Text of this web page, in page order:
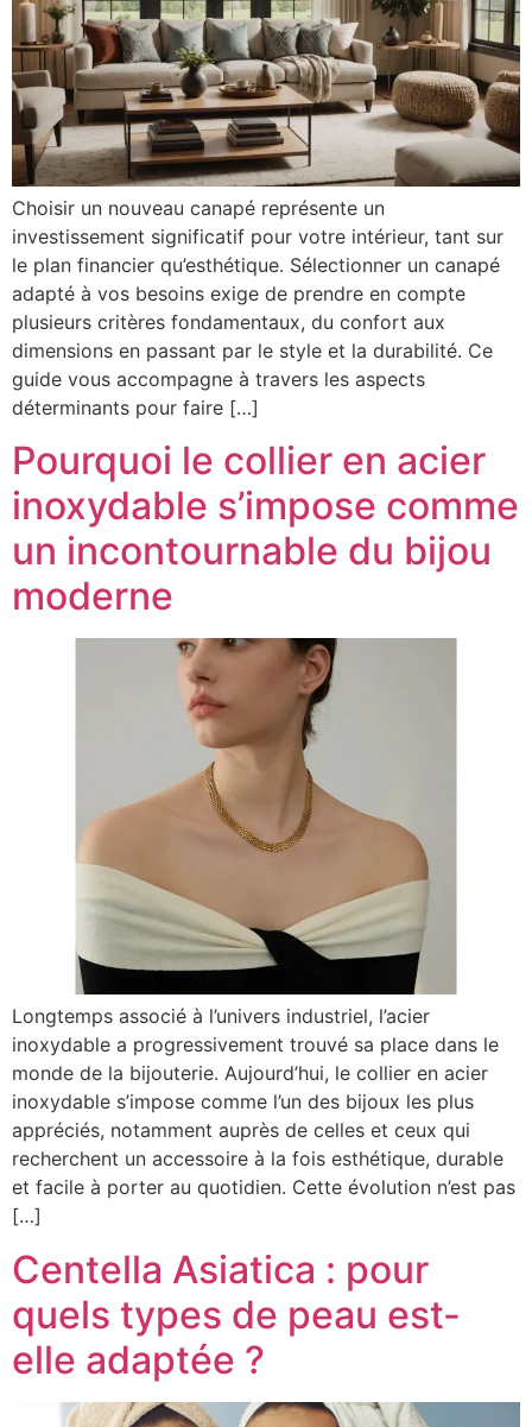
Choisir un nouveau canapé représente un
investissement significatif pour votre intérieur, tant sur
le plan financier qu’esthétique. Sélectionner un canapé
adapté à vos besoins exige de prendre en compte
plusieurs critères fondamentaux, du confort aux
dimensions en passant par le style et la durabilité. Ce
guide vous accompagne à travers les aspects
déterminants pour faire […]
Pourquoi le collier en acier
inoxydable s’impose comme
un incontournable du bijou
moderne
Longtemps associé à l’univers industriel, l’acier
inoxydable a progressivement trouvé sa place dans le
monde de la bijouterie. Aujourd’hui, le collier en acier
inoxydable s’impose comme l’un des bijoux les plus
appréciés, notamment auprès de celles et ceux qui
recherchent un accessoire à la fois esthétique, durable
et facile à porter au quotidien. Cette évolution n’est pas
[…]
Centella Asiatica : pour
quels types de peau est-
elle adaptée ?